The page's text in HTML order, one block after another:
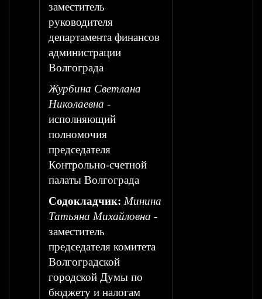
заместитель
руководителя
департамента финансов
администрации
Волгограда
Журбина Светлана
Николаевна -
исполняющий
полномочия
председателя
Контрольно-счетной
палаты Волгограда
Содокладчик: Минина
Татьяна Михайловна -
заместитель
председателя комитета
Волгоградской
городской Думы по
бюджету и налогам